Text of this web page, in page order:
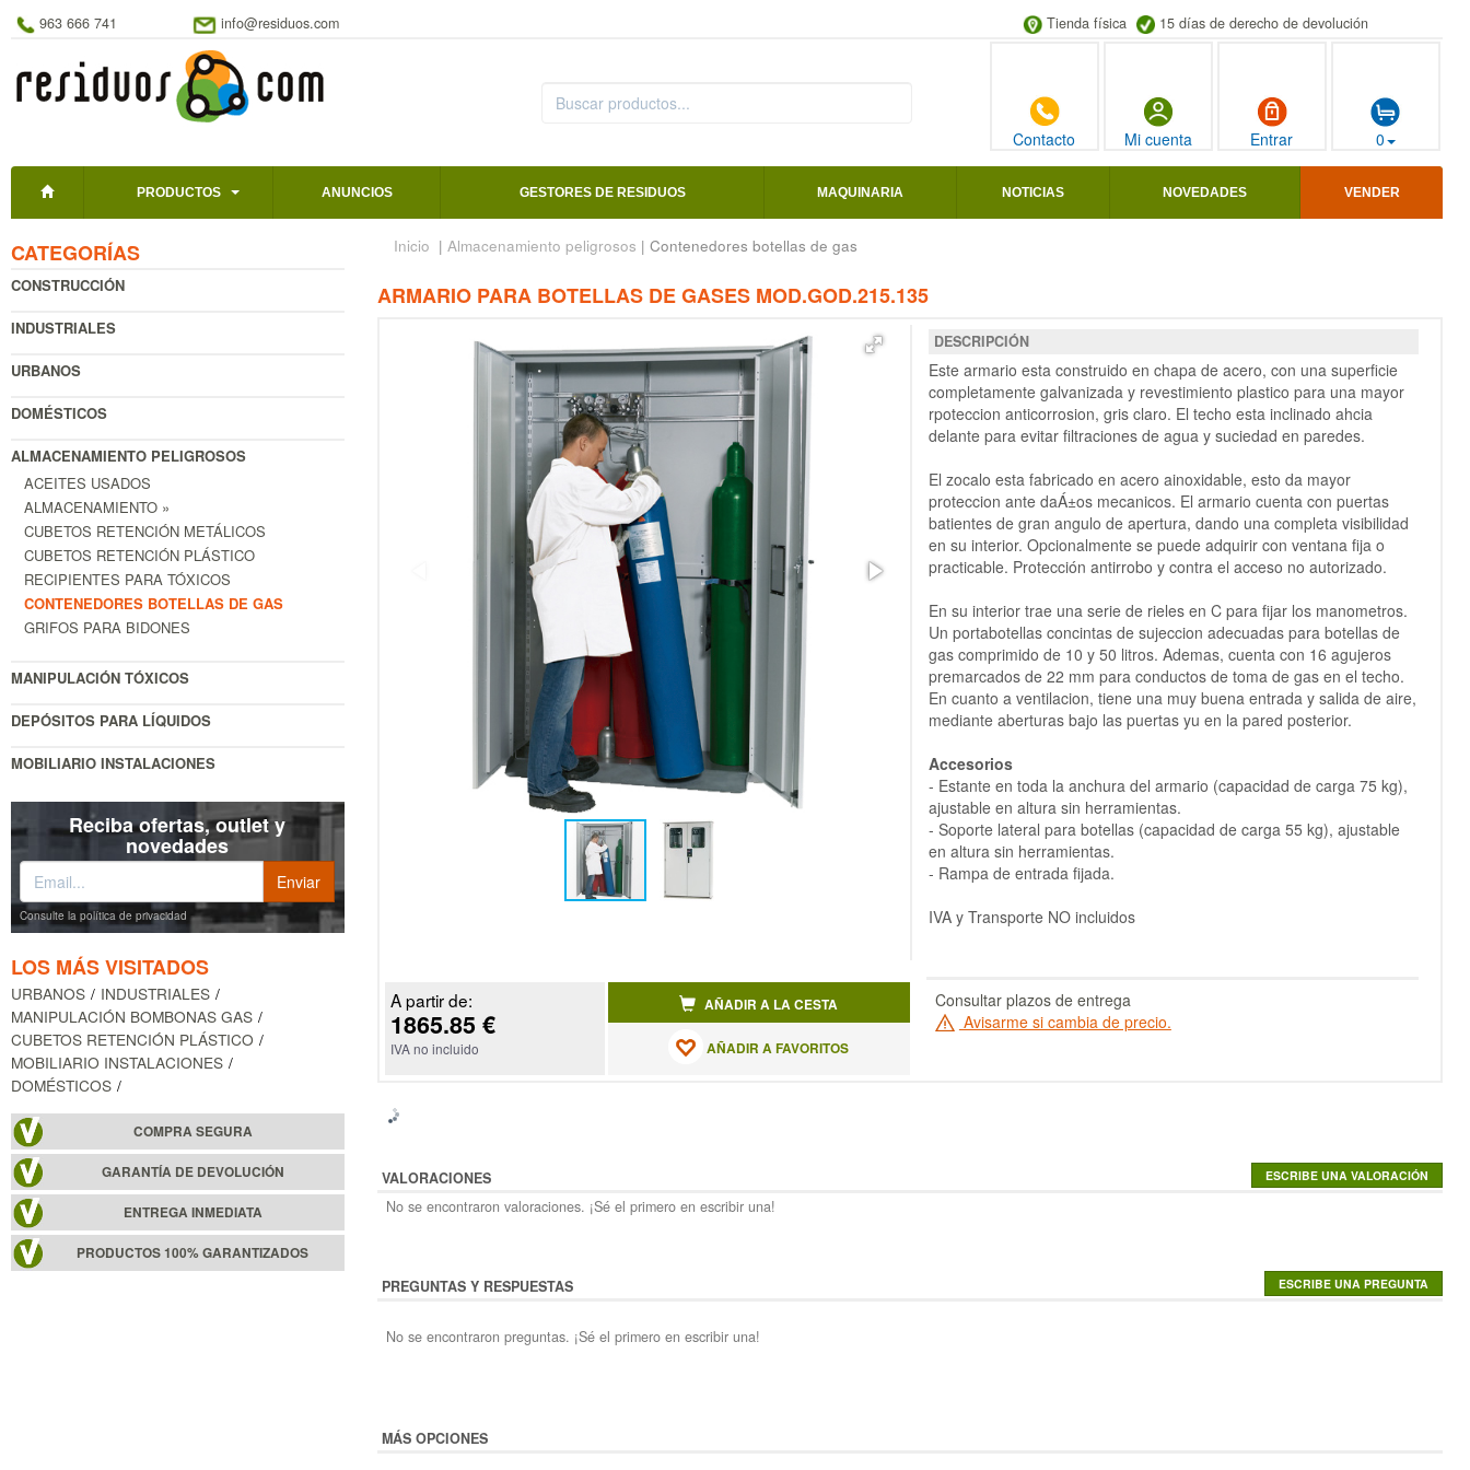
963 666 741 info@residuos.com Tienda física 15 días de derecho de devolución
Contacto Mi cuenta Entrar 0
PRODUCTOS ANUNCIOS GESTORES DE RESIDUOS MAQUINARIA NOTICIAS NOVEDADES VENDER
CATEGORÍAS
CONSTRUCCIÓN
INDUSTRIALES
URBANOS
DOMÉSTICOS
ALMACENAMIENTO PELIGROSOS
ACEITES USADOS
ALMACENAMIENTO »
CUBETOS RETENCIÓN METÁLICOS
CUBETOS RETENCIÓN PLÁSTICO
RECIPIENTES PARA TÓXICOS
CONTENEDORES BOTELLAS DE GAS
GRIFOS PARA BIDONES
MANIPULACIÓN TÓXICOS
DEPÓSITOS PARA LÍQUIDOS
MOBILIARIO INSTALACIONES
Reciba ofertas, outlet y
novedades
Consulte la política de privacidad
LOS MÁS VISITADOS
URBANOS
INDUSTRIALES
MANIPULACIÓN BOMBONAS GAS
CUBETOS RETENCIÓN PLÁSTICO
MOBILIARIO INSTALACIONES
DOMÉSTICOS
COMPRA SEGURA
GARANTÍA DE DEVOLUCIÓN
ENTREGA INMEDIATA
PRODUCTOS 100% GARANTIZADOS
Inicio | Almacenamiento peligrosos | Contenedores botellas de gas
ARMARIO PARA BOTELLAS DE GASES MOD.GOD.215.135
DESCRIPCIÓN
Este armario esta construido en chapa de acero, con una superficie
completamente galvanizada y revestimiento plastico para una mayor
rpoteccion anticorrosion, gris claro. El techo esta inclinado ahcia
delante para evitar filtraciones de agua y suciedad en paredes.
El zocalo esta fabricado en acero ainoxidable, esto da mayor
proteccion ante daÁ±os mecanicos. El armario cuenta con puertas
batientes de gran angulo de apertura, dando una completa visibilidad
en su interior. Opcionalmente se puede adquirir con ventana fija o
practicable. Protección antirrobo y contra el acceso no autorizado.
En su interior trae una serie de rieles en C para fijar los manometros.
Un portabotellas concintas de sujeccion adecuadas para botellas de
gas comprimido de 10 y 50 litros. Ademas, cuenta con 16 agujeros
premarcados de 22 mm para conductos de toma de gas en el techo.
En cuanto a ventilacion, tiene una muy buena entrada y salida de aire,
mediante aberturas bajo las puertas yu en la pared posterior.
Accesorios
- Estante en toda la anchura del armario (capacidad de carga 75 kg),
ajustable en altura sin herramientas.
- Soporte lateral para botellas (capacidad de carga 55 kg), ajustable
en altura sin herramientas.
- Rampa de entrada fijada.
IVA y Transporte NO incluidos
A partir de:
1865.85 €
IVA no incluido
AÑADIR A LA CESTA
AÑADIR A FAVORITOS
Consultar plazos de entrega
Avisarme si cambia de precio.
VALORACIONES
No se encontraron valoraciones. ¡Sé el primero en escribir una!
PREGUNTAS Y RESPUESTAS
No se encontraron preguntas. ¡Sé el primero en escribir una!
MÁS OPCIONES